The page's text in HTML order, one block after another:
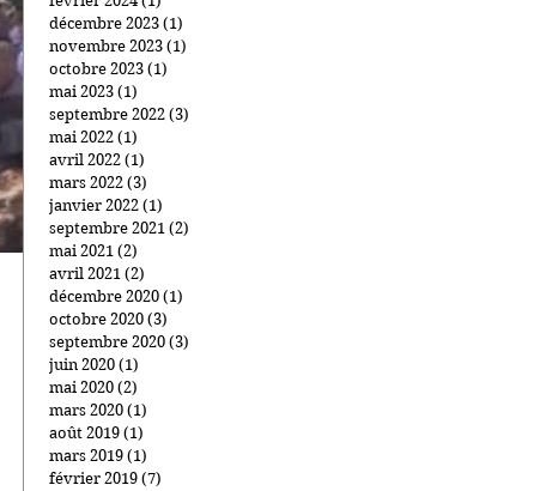
décembre 2023 (1)
novembre 2023 (1)
octobre 2023 (1)
mai 2023 (1)
septembre 2022 (3)
mai 2022 (1)
avril 2022 (1)
mars 2022 (3)
janvier 2022 (1)
septembre 2021 (2)
mai 2021 (2)
avril 2021 (2)
décembre 2020 (1)
octobre 2020 (3)
septembre 2020 (3)
juin 2020 (1)
mai 2020 (2)
mars 2020 (1)
août 2019 (1)
mars 2019 (1)
février 2019 (7)